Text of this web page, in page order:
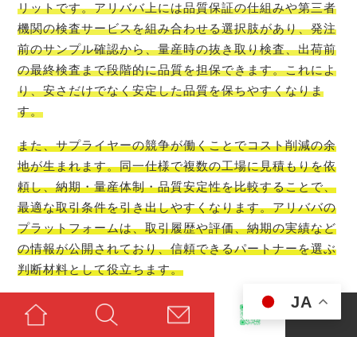
リットです。アリババ上には品質保証の仕組みや第三者
機関の検査サービスを組み合わせる選択肢があり、発注
前のサンプル確認から、量産時の抜き取り検査、出荷前
の最終検査まで段階的に品質を担保できます。これによ
り、安さだけでなく安定した品質を保ちやすくなりま
す。
また、サプライヤーの競争が働くことでコスト削減の余
地が生まれます。同一仕様で複数の工場に見積もりを依
頼し、納期・量産体制・品質安定性を比較することで、
最適な取引条件を引き出しやすくなります。アリババの
プラットフォームは、取引履歴や評価、納期の実績など
の情報が公開されており、信頼できるパートナーを選ぶ
判断材料として役立ちます。
ただし、安さを追いすぎると品質リスクが上がることも
あるため、次のポイントを抑えることが大切です。1) 明
JA